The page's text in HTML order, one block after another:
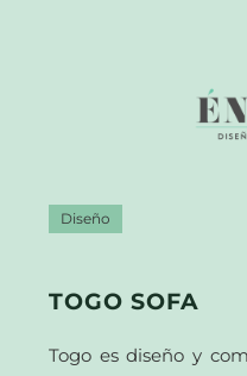
Diseño
TOGO SOFA
Togo es diseño y